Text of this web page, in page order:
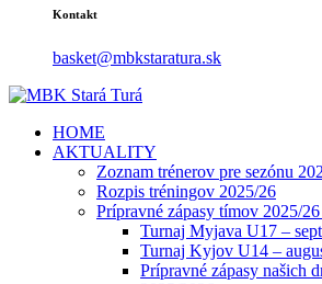
Kontakt
basket@mbkstaratura.sk
HOME
AKTUALITY
Zoznam trénerov pre sezónu
Rozpis tréningov 2025/26
Prípravné zápasy tímov 2025/
Turnaj Myjava U17 –
Turnaj Kyjov U14 –
Prípravné zápasy našich